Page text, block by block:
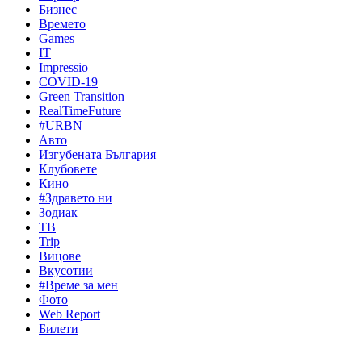
Бизнес
Времето
Games
IT
Impressio
COVID-19
Green Transition
RealTimeFuture
#URBN
Авто
Изгубената България
Клубовете
Кино
#Здравето ни
Зодиак
ТВ
Trip
Вицове
Вкусотии
#Време за мен
Фото
Web Report
Билети